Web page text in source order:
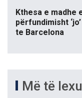
Kthesa e madhe
përfundimisht
te Barcelona
Më të